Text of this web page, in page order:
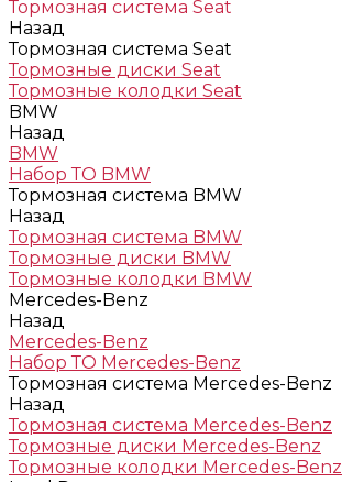
Тормозная система Seat
Назад
Тормозная система Seat
Тормозные диски Seat
Тормозные колодки Seat
BMW
Назад
BMW
Набор ТО BMW
Тормозная система BMW
Назад
Тормозная система BMW
Тормозные диски BMW
Тормозные колодки BMW
Mercedes-Benz
Назад
Mercedes-Benz
Набор ТО Mercedes-Benz
Тормозная система Mercedes-Benz
Назад
Тормозная система Mercedes-Benz
Тормозные диски Mercedes-Benz
Тормозные колодки Mercedes-Benz